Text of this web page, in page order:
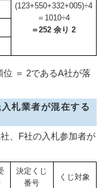
(123+550+332+005)÷4
＝1010÷4
＝252 余り 2
＝ 2であるA社が落
札業者が混在する
、F社の入札参加者が
決定くじ
番号
くじ対象